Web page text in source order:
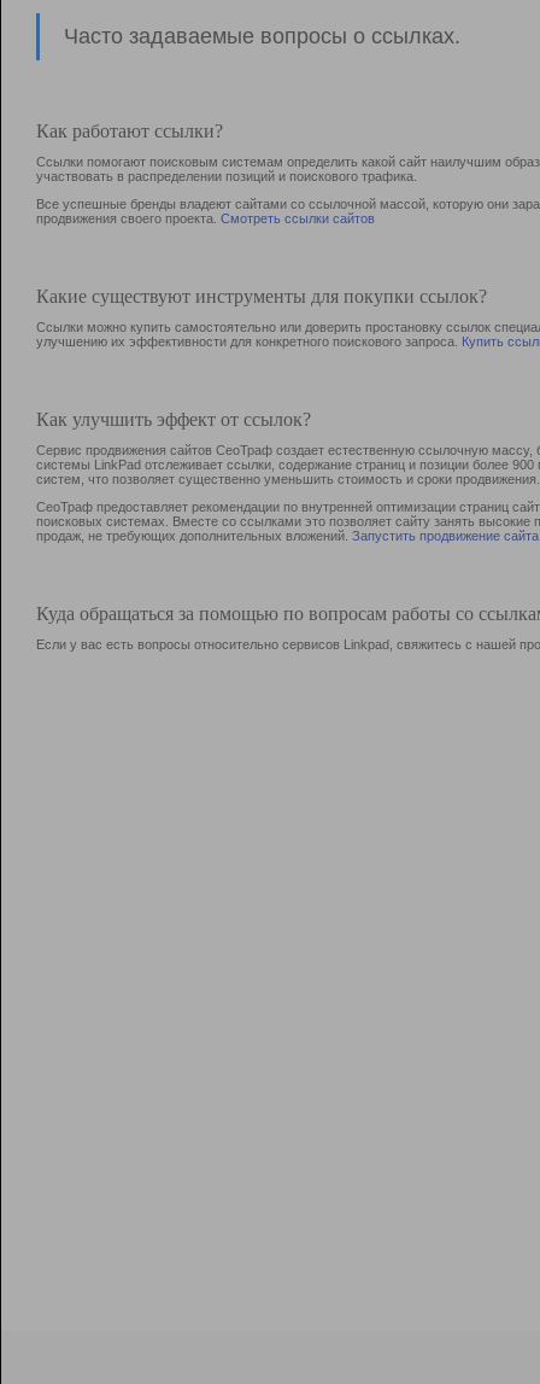
Часто задаваемые вопросы о ссылках.
Как работают ссылки?
Ссылки помогают поисковым системам определить какой сайт наилучшим
участвовать в раcпределении позиций и поискового трафика.
Все успешные бренды владеют сайтами со ссылочной массой, которую они
продвижения своего проекта. Смотреть ссылки сайтов
Какие существуют инструменты для покупки ссылок?
Ссылки можно купить самостоятельно или доверить простановку ссылок
улучшению их эффективности для конкретного поискового запроса. Купить
Как улучшить эффект от ссылок?
Сервис продвижения сайтов СеоТраф создает естественную ссылочную
системы LinkPad отслеживает ссылки, содержание страниц и позиции более
систем, что позволяет существенно уменьшить стоимость и сроки продвижения.
СеоТраф предоставляет рекомендации по внутренней оптимизации страниц
поисковых системах. Вместе со ссылками это позволяет сайту занять
продаж, не требующих дополнительных вложений. Запустить продвижение сайта
Куда обращаться за помощью по вопросам работы со
Если у вас есть вопросы относительно сервисов Linkpad, свяжитесь с нашей